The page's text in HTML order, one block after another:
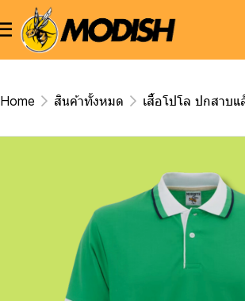
Home สินค้าทั้งหมด เสื้อโปโล ปกสาบ